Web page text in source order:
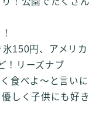
150円、アメリカ
！リーズナブ
食べよ～と言いに
しく子供にも好き